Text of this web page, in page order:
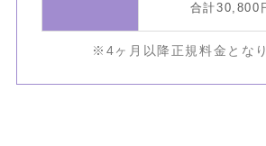
合計30,800
※4ヶ月以降正規料金となり